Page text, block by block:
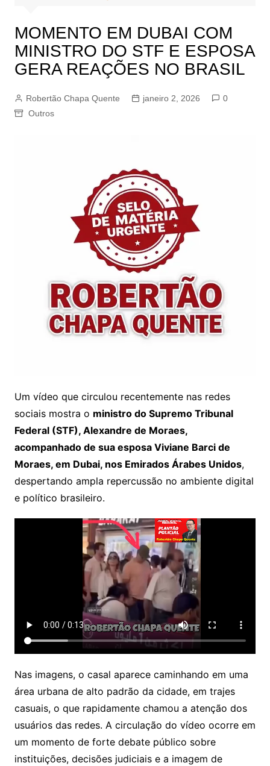
MOMENTO EM DUBAI COM
MINISTRO DO STF E ESPOSA
GERA REAÇÕES NO BRASIL
Robertão Chapa Quente janeiro 2, 2026
0
Outros
Um vídeo que circulou recentemente nas redes
sociais mostra o ministro do Supremo Tribunal
Federal (STF), Alexandre de Moraes,
acompanhado de sua esposa Viviane Barci de
Moraes, em Dubai, nos Emirados Árabes Unidos,
despertando ampla repercussão no ambiente digital
e político brasileiro.
Nas imagens, o casal aparece caminhando em uma
área urbana de alto padrão da cidade, em trajes
casuais, o que rapidamente chamou a atenção dos
usuários das redes. A circulação do vídeo ocorre em
um momento de forte debate público sobre
instituições, decisões judiciais e a imagem de